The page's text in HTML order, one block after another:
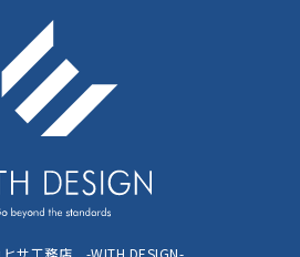
ヒサ工務店 -WITH DESIGN-